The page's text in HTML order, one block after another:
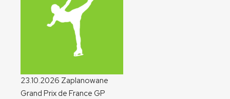
23.10.2026 Zaplanowane
Grand Prix de France GP